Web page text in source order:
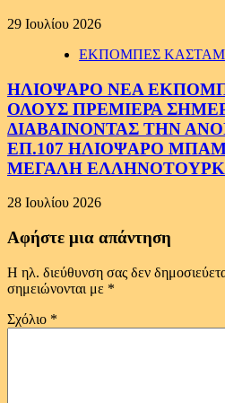
29 Ιουλίου 2026
ΕΚΠΟΜΠΕΣ
ΗΛΙΟΨΑΡΟ ΝΕΑ
ΟΛΟΥΣ ΠΡΕΜΙΕΡΑ
ΔΙΑΒΑΙΝΟΝΤΑΣ ΤΗΝ
ΕΠ.107 ΗΛΙΟΨΑΡΟ
ΜΕΓΑΛΗ
28 Ιουλίου 2026
Αφήστε μια απάντηση
Η ηλ. διεύθυνση σας δεν
σημειώνονται με *
Σχόλιο *